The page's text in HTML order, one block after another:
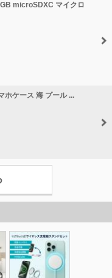
microSDXC マイクロ
ホケース 海 プール ...